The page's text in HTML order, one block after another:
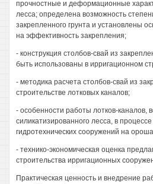
прочностные и деформационные
лесса; определена возможность
закрепленного грунта и установлены
на эффективность закрепления;
- конструкция столбов-свай из
быть использованы в ирригационном
- методика расчета столбов-свай из
строительстве лотковых каналов;
- особенности работы лотков-каналов,
силикатизированного лесса, в
гидротехнических сооружений на
- технико-экономическая оценка
строительства ирригационных
Практическая ценность и внедрение